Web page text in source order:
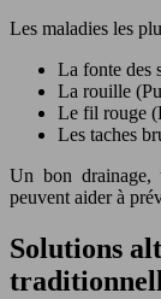
Les maladies les
La fonte des
La rouille
Le fil rouge
Les taches
Un bon drainage,
peuvent aider à
Solutions